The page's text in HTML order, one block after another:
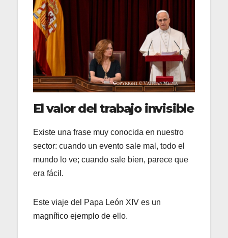
El valor del trabajo invisible
Existe una frase muy conocida en nuestro
sector: cuando un evento sale mal, todo el
mundo lo ve; cuando sale bien, parece que
era fácil.
Este viaje del Papa León XIV es un
magnífico ejemplo de ello.